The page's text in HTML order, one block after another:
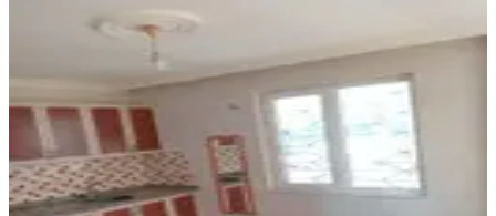
Sahibinden Kaçılırmayacak Fırsat
Kiralık 1+1 Aktoprak Mahallesi
Kepez, Aktoprak Mahallesi
1+1
Yüksek giriş 06.08.2026
14.999 ₺